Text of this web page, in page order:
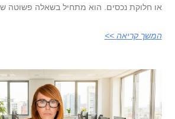
או חלוקת נכסים. הוא מתחיל בשאלה פשוטה
המשך קריאה >>